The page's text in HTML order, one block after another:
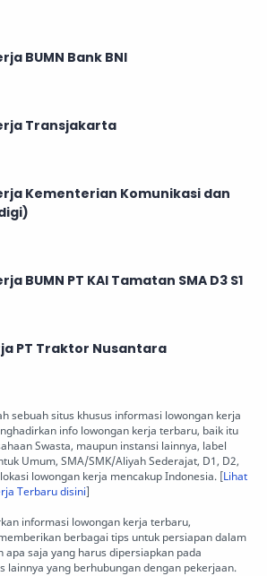
BUMN Bank BNI
Transjakarta
Kementerian Komunikasi dan
BUMN PT KAI Tamatan SMA D3 S1
PT Traktor Nusantara
sebuah situs khusus informasi lowongan kerja
info lowongan kerja terbaru, baik itu
Swasta, maupun instansi lainnya, label
Umum, SMA/SMK/Aliyah Sederajat, D1, D2,
lowongan kerja mencakup Indonesia. [Lihat
Terbaru disini]
informasi lowongan kerja terbaru,
berbagai tips untuk persiapan dalam
apa saja yang harus dipersiapkan pada
lainnya yang berhubungan dengan pekerjaan.